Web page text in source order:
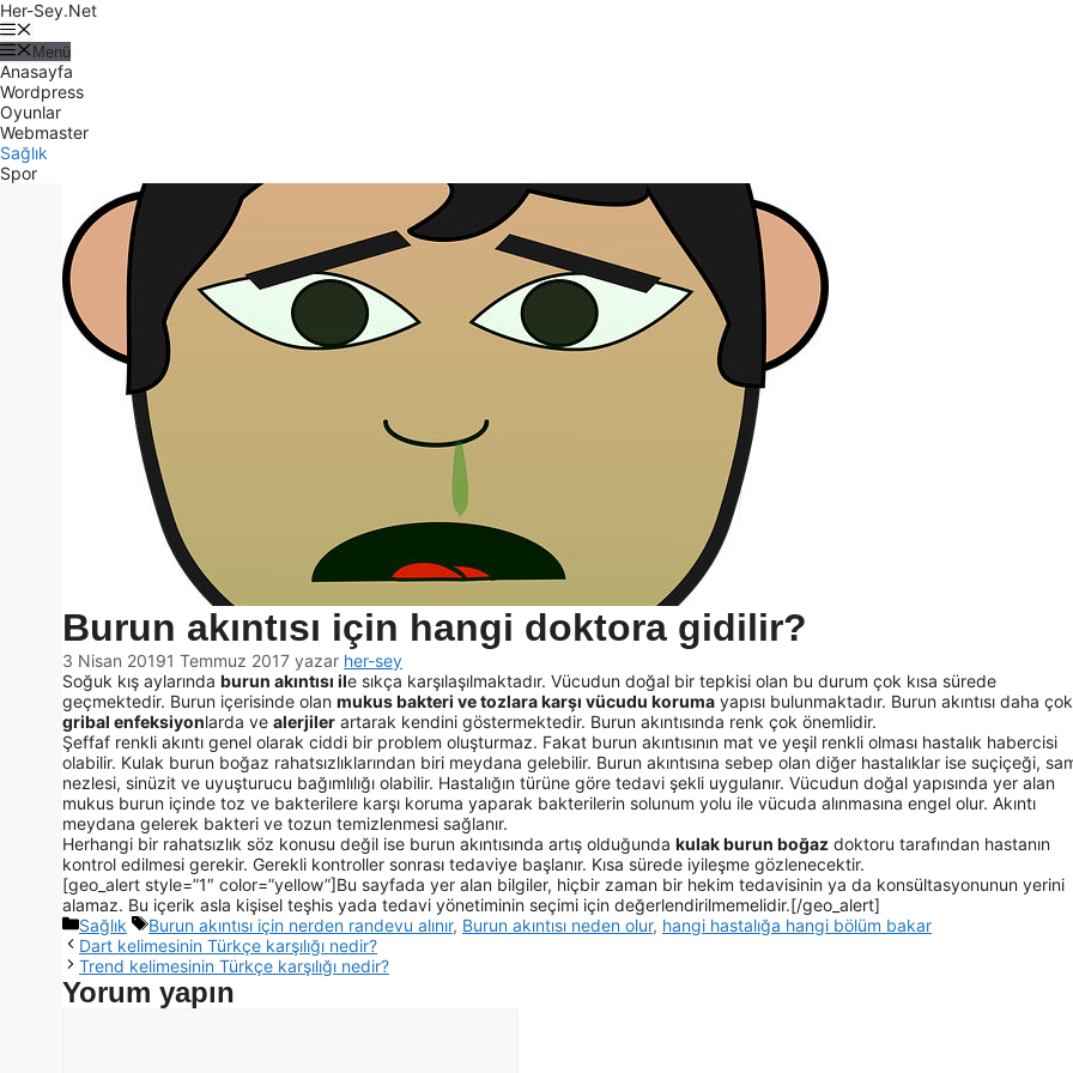
Her-Sey.Net
Menü
Anasayfa
Wordpress
Oyunlar
Webmaster
Sağlık
Spor
Burun akıntısı için hangi doktora gidilir?
3 Nisan 20191 Temmuz 2017 yazar her-sey
Soğuk kış aylarında burun akıntısı ile sıkça karşılaşılmaktadır. Vücudun doğal bir tepkisi olan bu durum çok kısa sürede
geçmektedir. Burun içerisinde olan mukus bakteri ve tozlara karşı vücudu koruma yapısı bulunmaktadır. Burun akıntısı daha çok
gribal enfeksiyonlarda ve alerjiler artarak kendini göstermektedir. Burun akıntısında renk çok önemlidir.
Şeffaf renkli akıntı genel olarak ciddi bir problem oluşturmaz. Fakat burun akıntısının mat ve yeşil renkli olması hastalık habercisi
olabilir. Kulak burun boğaz rahatsızlıklarından biri meydana gelebilir. Burun akıntısına sebep olan diğer hastalıklar ise suçiçeği,
nezlesi, sinüzit ve uyuşturucu bağımlılığı olabilir. Hastalığın türüne göre tedavi şekli uygulanır. Vücudun doğal yapısında yer alan
mukus burun içinde toz ve bakterilere karşı koruma yaparak bakterilerin solunum yolu ile vücuda alınmasına engel olur. Akıntı
meydana gelerek bakteri ve tozun temizlenmesi sağlanır.
Herhangi bir rahatsızlık söz konusu değil ise burun akıntısında artış olduğunda kulak burun boğaz doktoru tarafından hastanın
kontrol edilmesi gerekir. Gerekli kontroller sonrası tedaviye başlanır. Kısa sürede iyileşme gözlenecektir.
[geo_alert style=”1″ color=”yellow”]Bu sayfada yer alan bilgiler, hiçbir zaman bir hekim tedavisinin ya da konsültasyonunun yerini
alamaz. Bu içerik asla kişisel teşhis yada tedavi yönetiminin seçimi için değerlendirilmemelidir.[/geo_alert]
Sağlık
Burun akıntısı için nerden randevu alınır, Burun akıntısı neden olur, hangi hastalığa hangi bölüm bakar
Dart kelimesinin Türkçe karşılığı nedir?
Trend kelimesinin Türkçe karşılığı nedir?
Yorum yapın